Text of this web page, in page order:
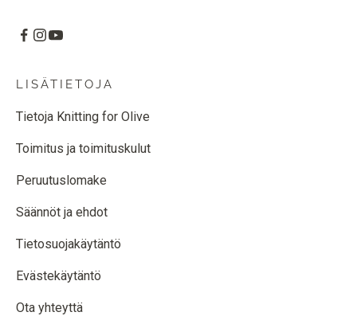
LISÄTIETOJA
Tietoja Knitting for Olive
Toimitus ja toimituskulut
Peruutuslomake
Säännöt ja ehdot
Tietosuojakäytäntö
Evästekäytäntö
Ota yhteyttä